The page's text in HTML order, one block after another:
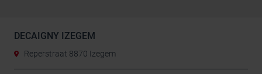
DECAIGNY IZEGEM
Reperstraat 8870 Izegem